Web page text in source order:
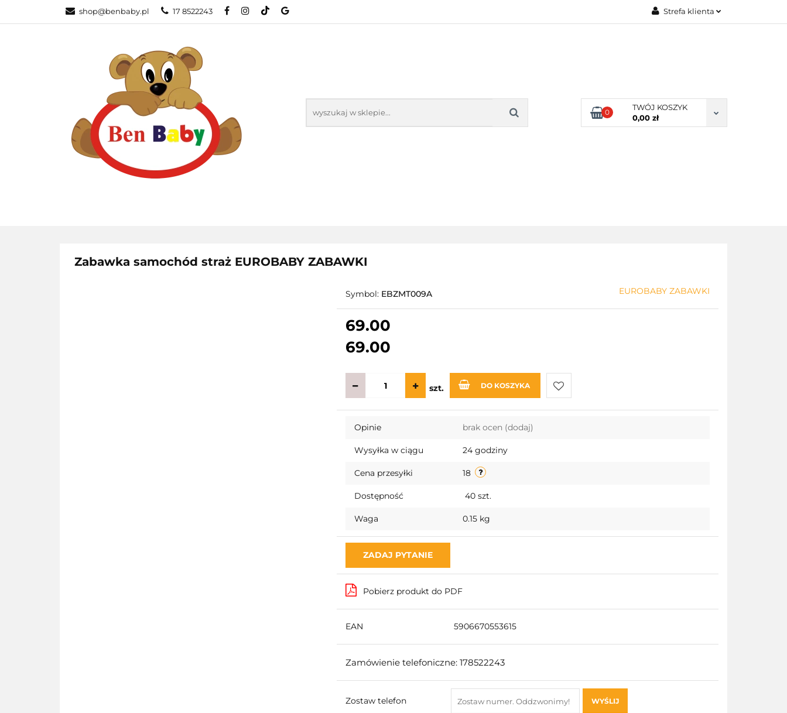
shop@benbaby.pl 17 8522243 Strefa klienta
0
TWÓJ KOSZYK
0,00 zł
Zabawka samochód straż EUROBABY ZABAWKI
Symbol: EBZMT009A EUROBABY ZABAWKI
69.00
69.00
szt. DO KOSZYKA
Do
Opinie brak ocen (dodaj)
Wysyłka w ciągu 24 godziny
Cena przesyłki 18
Dostępność 40 szt.
Waga 0.15 kg
ZADAJ PYTANIE
Pobierz produkt do PDF
EAN 5906670553615
Zamówienie telefoniczne: 178522243
Zostaw telefon WYŚLIJ